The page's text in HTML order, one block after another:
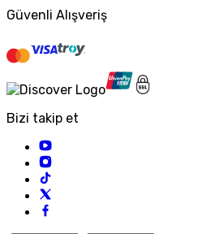
Güvenli Alışveriş
Bizi takip et